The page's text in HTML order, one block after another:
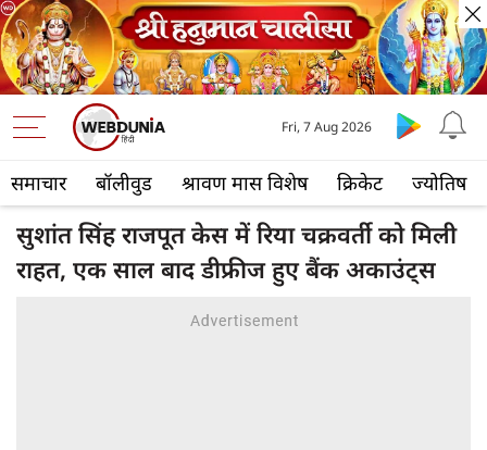
समाचार बॉलीवुड श्रावण मास विशेष क्रिकेट ज्योतिष
Fri, 7 Aug 2026
सुशांत सिंह राजपूत केस में रिया चक्रवर्ती को मिली
राहत, एक साल बाद डीफ्रीज हुए बैंक अकाउंट्स